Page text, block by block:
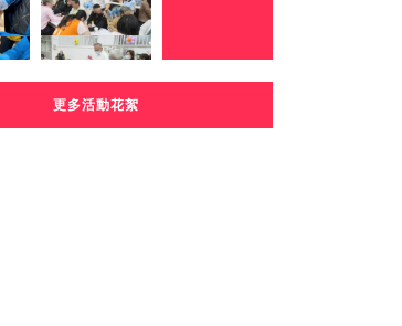
更多活動花絮